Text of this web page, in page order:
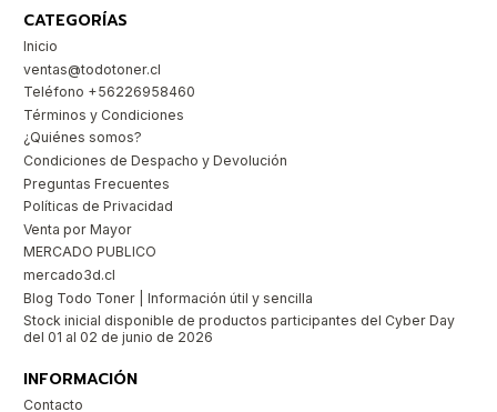
CATEGORÍAS
Inicio
ventas@todotoner.cl
Teléfono +56226958460
Términos y Condiciones
¿Quiénes somos?
Condiciones de Despacho y Devolución
Preguntas Frecuentes
Políticas de Privacidad
Venta por Mayor
MERCADO PUBLICO
mercado3d.cl
Blog Todo Toner | Información útil y sencilla
Stock inicial disponible de productos participantes del Cyber Day
del 01 al 02 de junio de 2026
INFORMACIÓN
Contacto